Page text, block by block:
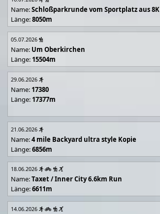
Name:Schloßparkrunde vom Sportplatz aus 8K
Länge:8050m
05.07.2026
Name: Um Oberkirchen
Länge: 15504m
29.06.2026
Name: 17380
Länge: 17377m
21.06.2026
Name:4 mile Backyard ultra style Kopie
Länge:6856m
18.06.2026
Name:Taxet / Inner City 6.6km Run
Länge:6611m
14.06.2026